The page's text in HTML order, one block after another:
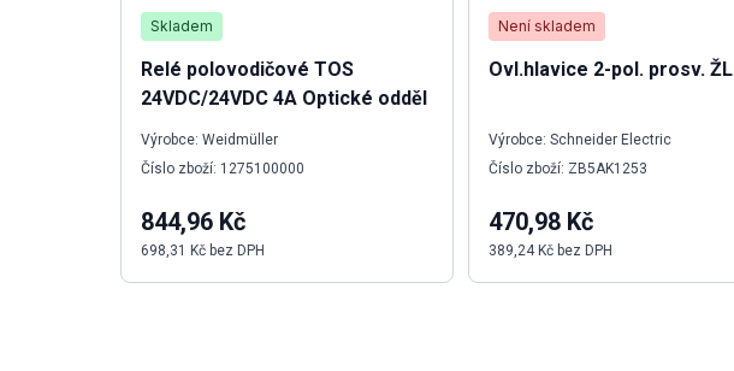
Skladem
Relé polovodičové TOS
24VDC/24VDC 4A Optické odděl
Výrobce: Weidmüller
Číslo zboží: 1275100000
844,96 Kč
698,31 Kč bez DPH
Není skladem
Ovl.hlavice 2-pol. prosv. ŽL
Výrobce: Schneider Electric
Číslo zboží: ZB5AK1253
470,98 Kč
389,24 Kč bez DPH